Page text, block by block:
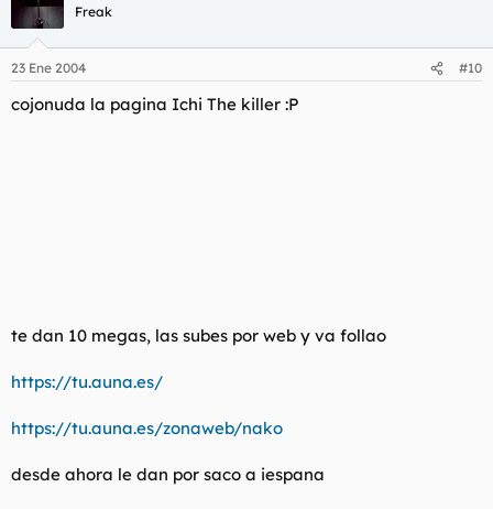
Freak
23 Ene 2004 #10
cojonuda la pagina Ichi The killer :P
te dan 10 megas, las subes por web y va follao
https://tu.auna.es/
https://tu.auna.es/zonaweb/nako
desde ahora le dan por saco a iespana